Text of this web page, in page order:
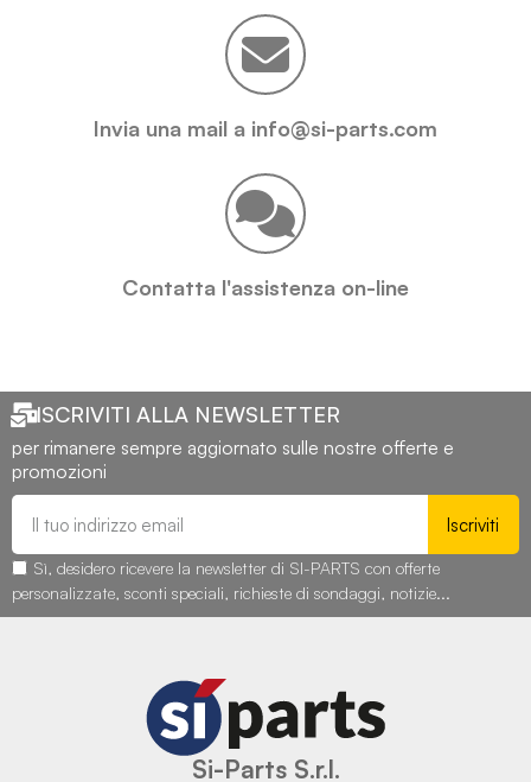
Invia una mail a info@si-parts.com
Contatta l'assistenza on-line
ISCRIVITI ALLA NEWSLETTER
per rimanere sempre aggiornato sulle nostre offerte e
promozioni
Iscriviti
Sì, desidero ricevere la newsletter di SI-PARTS con offerte
personalizzate, sconti speciali, richieste di sondaggi, notizie...
Si-Parts S.r.l.